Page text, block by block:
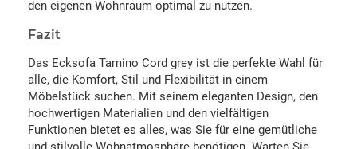
den eigenen Wohnraum optimal zu nutzen.
Fazit
Das Ecksofa Tamino Cord grey ist die perfekte Wahl für
alle, die Komfort, Stil und Flexibilität in einem
Möbelstück suchen. Mit seinem eleganten Design, den
hochwertigen Materialien und den vielfältigen
Funktionen bietet es alles, was Sie für eine gemütliche